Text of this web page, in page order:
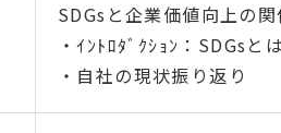
SDGsと企業価値向上の関
・ｲﾝﾄﾛﾀﾞｸｼｮﾝ：SDGs
・自社の現状振り返